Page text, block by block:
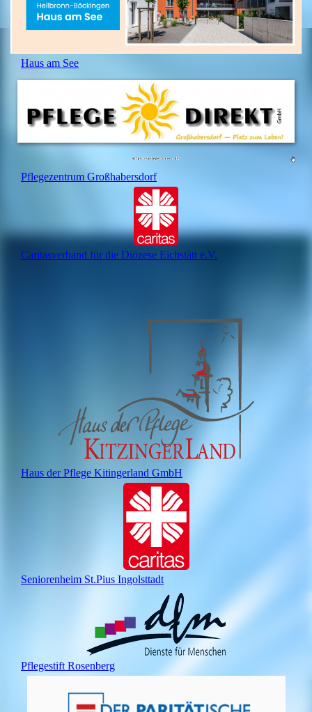
Haus am See
Pflegezentrum Großhabersdorf
Caritasverband für die Diözese Eichstätt e.V.
Haus der Pflege Kitingerland GmbH
Seniorenheim St.Pius Ingolsttadt
Pflegestift Rosenberg